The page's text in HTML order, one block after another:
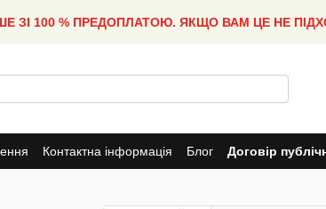
ЗІ 100 % ПРЕДОПЛАТОЮ. ЯКЩО ВАМ ЦЕ НЕ
Контактна інформація Блог Договір